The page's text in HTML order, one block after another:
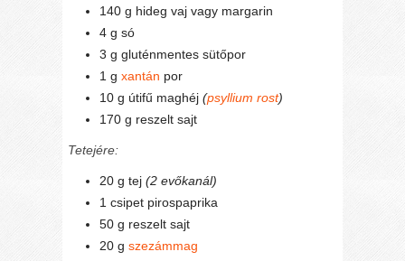
140 g hideg vaj vagy margarin
4 g só
3 g gluténmentes sütőpor
1 gxantán por
10 g útifű maghéj(psyllium rost)
170 g reszelt sajt
Tetejére:
20 g tej(2 evőkanál)
1 csipet pirospaprika
50 g reszelt sajt
20 gszezámmag